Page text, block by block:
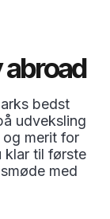
bedst
udveksling
og merit for
klar til første
med